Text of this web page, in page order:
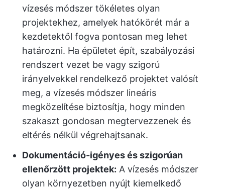
vízesés módszer tökéletes olyan
projektekhez, amelyek hatókörét már a
kezdetektől fogva pontosan meg lehet
határozni. Ha épületet épít, szabályozási
rendszert vezet be vagy szigorú
irányelvekkel rendelkező projektet valósít
meg, a vízesés módszer lineáris
megközelítése biztosítja, hogy minden
szakaszt gondosan megtervezzenek és
eltérés nélkül végrehajtsanak.
Dokumentáció-igényes és szigorúan
ellenőrzött projektek: A vízesés módszer
olyan környezetben nyújt kiemelkedő